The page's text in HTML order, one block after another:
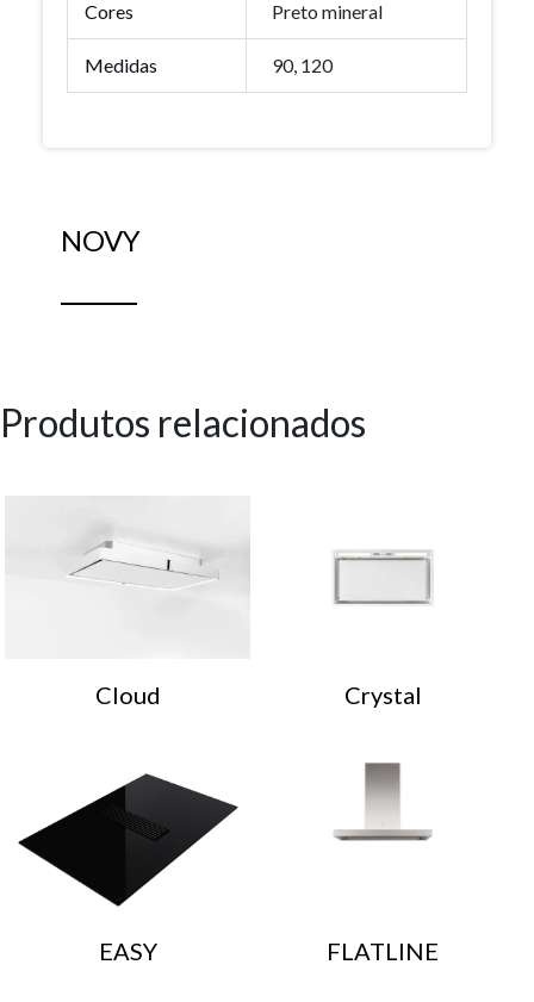
Cores Preto mineral
Medidas 90, 120
NOVY
Produtos relacionados
Cloud Crystal
EASY FLATLINE